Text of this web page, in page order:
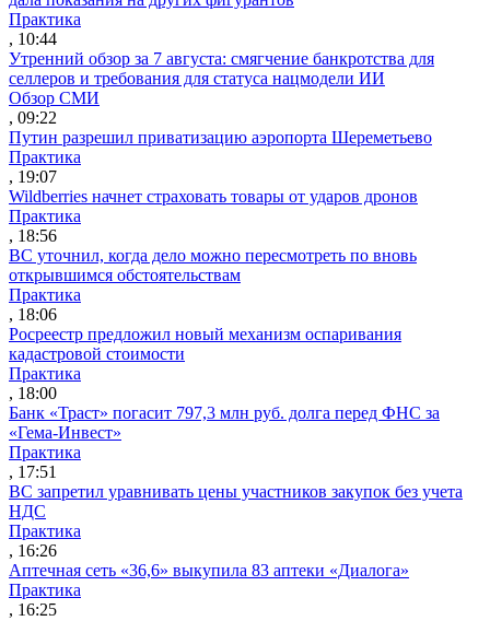
Практика
, 10:44
Утренний обзор за 7 августа: смягчение банкротства для
селлеров и требования для статуса нацмодели ИИ
Обзор СМИ
, 09:22
Путин разрешил приватизацию аэропорта Шереметьево
Практика
, 19:07
Wildberries начнет страховать товары от ударов дронов
Практика
, 18:56
ВС уточнил, когда дело можно пересмотреть по вновь
открывшимся обстоятельствам
Практика
, 18:06
Росреестр предложил новый механизм оспаривания
кадастровой стоимости
Практика
, 18:00
Банк «Траст» погасит 797,3 млн руб. долга перед ФНС за
«Гема-Инвест»
Практика
, 17:51
ВС запретил уравнивать цены участников закупок без учета
НДС
Практика
, 16:26
Аптечная сеть «36,6» выкупила 83 аптеки «Диалога»
Практика
, 16:25